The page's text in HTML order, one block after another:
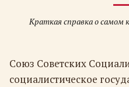
Краткая справка о самом
Союз Советских
социалистическое